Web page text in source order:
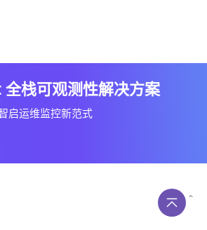
栈可观测性解决方案
启运维监控新范式